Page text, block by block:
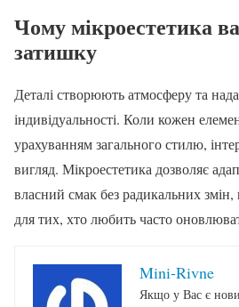
Чому мікроестетика
затишку
Деталі створюють атмосферу та
індивідуальності. Коли кожен
урахуванням загального стилю,
вигляд. Мікроестетика дозволяє
власний смак без радикальних
для тих, хто любить часто
Mini-Rivne
Якщо у Вас є